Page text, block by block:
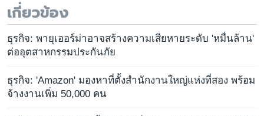
เกี่ยวข้อง
ธุรกิจ: พายุเออร์ม่าอาจสร้างความเสียหายระดับ 'หมื่นล้าน'
ต่ออุตสาหกรรมประกันภัย
ธุรกิจ: 'Amazon' มองหาที่ตั้งสำนักงานใหญ่แห่งที่สอง พร้อม
จ้างงานเพิ่ม 50,000 คน